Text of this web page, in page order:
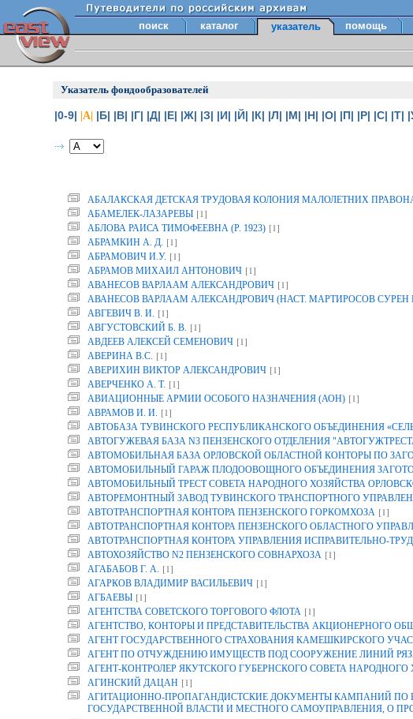
поиск каталог указатель помощь
Указатель фондообразователей
|0-9| |А| |Б| |В| |Г| |Д| |Е| |Ж| |З| |И| |Й| |К| |Л| |М| |Н| |О| |П| |Р| |С| |Т|
АБАЛАКСКАЯ ДЕТСКАЯ ТРУДОВАЯ КОЛОНИЯ МАЛОЛЕТНИХ
АБАМЕЛЕК-ЛАЗАРЕВЫ [1]
АБЛОВА РАИСА ТИМОФЕЕВНА (Р. 1923) [1]
АБРАМКИН А. Д. [1]
АБРАМОВИЧ И.У. [1]
АБРАМОВ МИХАИЛ АНТОНОВИЧ [1]
АВАНЕСОВ ВАРЛААМ АЛЕКСАНДРОВИЧ [1]
АВАНЕСОВ ВАРЛААМ АЛЕКСАНДРОВИЧ (НАСТ. МАРТИРОСОВ СУРЕН
АВГЕВИЧ В. И. [1]
АВГУСТОВСКИЙ Б. В. [1]
АВДЕЕВ АЛЕКСЕЙ СЕМЕНОВИЧ [1]
АВЕРИНА B.C. [1]
АВЕРИХИН ВИКТОР АЛЕКСАНДРОВИЧ [1]
АВЕРЧЕНКО А. Т. [1]
АВИАЦИОННЫЕ АРМИИ ОСОБОГО НАЗНАЧЕНИЯ (АОН) [1]
АВРАМОВ И. И. [1]
АВТОБАЗА ТУВИНСКОГО РЕСПУБЛИКАНСКОГО ОБЪЕДИНЕНИЯ
АВТОГУЖЕВАЯ БАЗА N3 ПЕНЗЕНСКОГО ОТДЕЛЕНИЯ
АВТОМОБИЛЬНАЯ БАЗА ОРЛОВСКОЙ ОБЛАСТНОЙ КОНТОРЫ ПО
АВТОМОБИЛЬНЫЙ ГАРАЖ ПЛОДООВОЩНОГО ОБЪЕДИНЕНИЯ
АВТОМОБИЛЬНЫЙ ТРЕСТ СОВЕТА НАРОДНОГО ХОЗЯЙСТВА
АВТОРЕМОНТНЫЙ ЗАВОД ТУВИНСКОГО ТРАНСПОРТНОГО
АВТОТРАНСПОРТНАЯ КОНТОРА ПЕНЗЕНСКОГО ГОРКОМХОЗА [1]
АВТОТРАНСПОРТНАЯ КОНТОРА ПЕНЗЕНСКОГО ОБЛАСТНОГО
АВТОТРАНСПОРТНАЯ КОНТОРА УПРАВЛЕНИЯ ИСПРАВИТЕЛЬНО-
АВТОХОЗЯЙСТВО N2 ПЕНЗЕНСКОГО СОВНАРХОЗА [1]
АГАБАБОВ Г. А. [1]
АГАРКОВ ВЛАДИМИР ВАСИЛЬЕВИЧ [1]
АГБАЕВЫ [1]
АГЕНТСТВА СОВЕТСКОГО ТОРГОВОГО ФЛОТА [1]
АГЕНТСТВО, КОНТОРЫ И ПРЕДСТАВИТЕЛЬСТВА АКЦИОНЕРНОГО
АГЕНТ ГОСУДАРСТВЕННОГО СТРАХОВАНИЯ КАМЕШКИРСКОГО
АГЕНТ ПО ОТЧУЖДЕНИЮ ИМУЩЕСТВ ПОД СООРУЖЕНИЕ ЛИНИЙ
АГЕНТ-КОНТРОЛЕР ЯКУТСКОГО ГУБЕРНСКОГО СОВЕТА
АГИНСКИЙ ДАЦАН [1]
АГИТАЦИОННО-ПРОПАГАНДИСТСКИЕ ДОКУМЕНТЫ КАМПАНИЙ ПО
ГОСУДАРСТВЕННОЙ ВЛАСТИ И МЕСТНОГО САМОУПРАВЛЕНИЯ, О